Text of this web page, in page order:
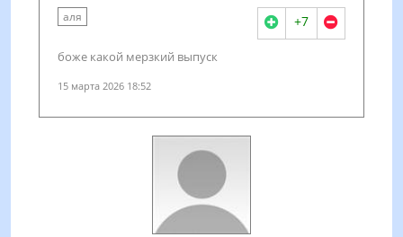
аля +7
боже какой мерзкий выпуск
15 марта 2026 18:52